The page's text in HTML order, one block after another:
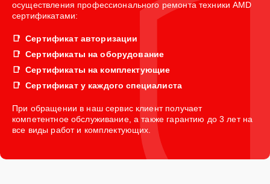
осуществления профессионального ремонта техники AMD
сертификатами:
Сертификат авторизации
Сертификаты на оборудование
Сертификаты на комплектующие
Сертификат у каждого специалиста
При обращении в наш сервис клиент получает
компетентное обслуживание, а также гарантию до 3 лет на
все виды работ и комплектующих.